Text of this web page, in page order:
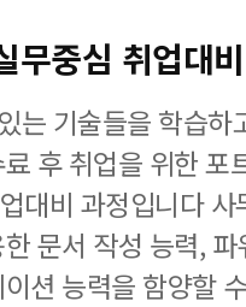
무중심 취업대
는 기술들을 학습
후 취업을 위한 포
대비 과정입니다
문서 작성 능력,
션 능력을 함양할